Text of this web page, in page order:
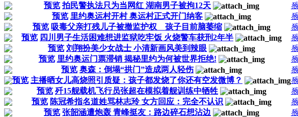
预览 拍民警执法只为当网红 湖南男子被拘12天
预览 里约奥运村开村 奥运村正式开门纳客
预览 吸毒父亲打残儿子被撤监护权 孩子目前脑萎缩
预览 四川男子生活困难想进监狱吃牢饭 火烧警车获刑2年半
预览 刘翔扮美少女战士 小清新画风美到辣眼
预览 里约奥运门票滞销 揭秘里约为何被世界拒绝!
预览 奥森：倒塌“拱门”造成两人轻伤
预览 主播晒女儿高烧照引质疑：孩子都发烧了你还有空发微博？
预览 歼15舰载机飞行员张超在模拟着舰训练中牺牲
预览 陈冠希指名道姓骂林志玲 女方回应：完全不认识
预览 张韶涵遭炮轰 青峰挺友：路边碎石想沾边